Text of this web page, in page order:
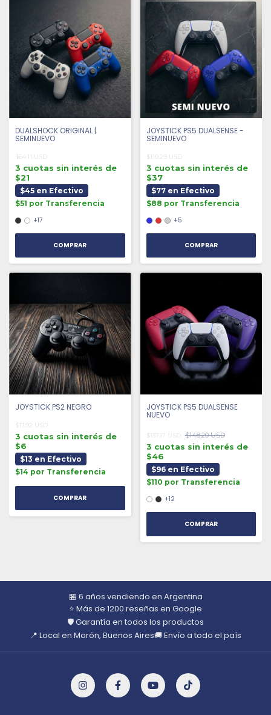
DUALSHOCK ORIGINAL |
SEMINUEVO
$64.11 USD
3 cuotas sin interés de
$21
$45 en Efectivo
$51 por Transferencia
+17
COMPRAR
JOYSTICK PS5 DUALSENSE -
SEMINUEVO
$110.29 USD
3 cuotas sin interés de
$37
$77 en Efectivo
$88 por Transferencia
+5
COMPRAR
JOYSTICK PS2 NEGRO
$17.92 USD
3 cuotas sin interés de
$6
$13 en Efectivo
$14 por Transferencia
JOYSTICK PS5 DUALSENSE
NUEVO
$137.17 USD $148.20 USD
3 cuotas sin interés de
$46
$96 en Efectivo
$110 por Transferencia
+12
COMPRAR
🏪 6 años vendiendo en Argentina
⭐ Más de 1200 reseñas en Google
🛡️ Garantía en todos los productos
📍 Local en Morón, Buenos Aires🚚 Envío a todo el país